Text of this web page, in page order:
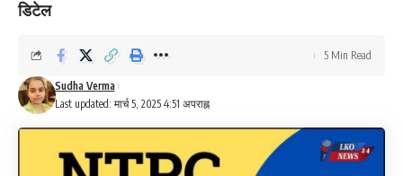
डिटेल
Last updated: मार्च 5, 2025 4:51 अपराह्न
Sudha Verma
5 Min Read